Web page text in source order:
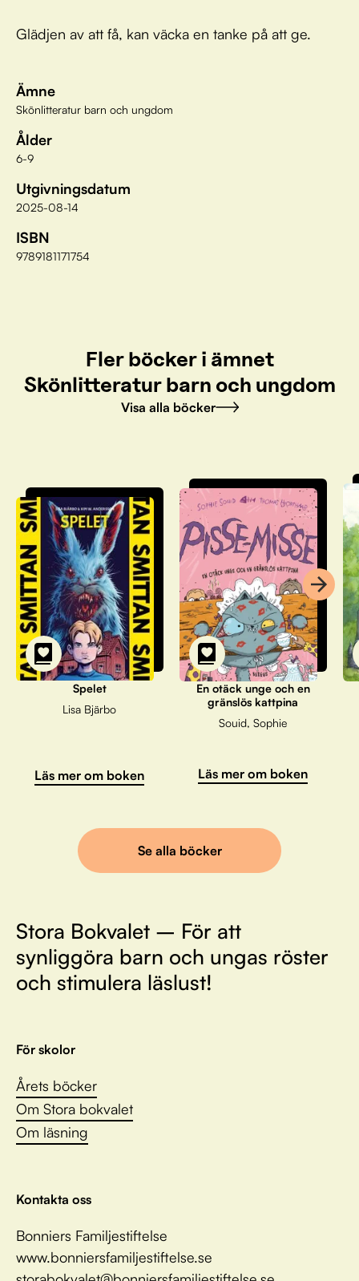
Glädjen av att få, kan väcka en tanke på att ge.
Ämne
Skönlitteratur barn och ungdom
Ålder
6-9
Utgivningsdatum
2025-08-14
ISBN
9789181171754
Fler böcker i ämnet
Skönlitteratur barn och ungdom
Visa alla böcker
Spelet
Lisa Bjärbo
Läs mer om boken
En otäck unge och en
gränslös kattpina
Souid, Sophie
Läs mer om boken
Se alla böcker
Stora Bokvalet – För att
synliggöra barn och ungas röster
och stimulera läslust!
För skolor
Årets böcker
Om Stora bokvalet
Om läsning
Kontakta oss
Bonniers Familjestiftelse
www.bonniersfamiljestiftelse.se